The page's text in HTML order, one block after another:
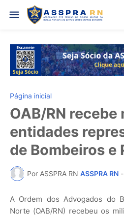
Página inicial
OAB/RN
entidades
de Bombeiros e
Por ASSPRA RN ASSPRA RN -
A Ordem dos Advogados do
Norte (OAB/RN) recebeu os